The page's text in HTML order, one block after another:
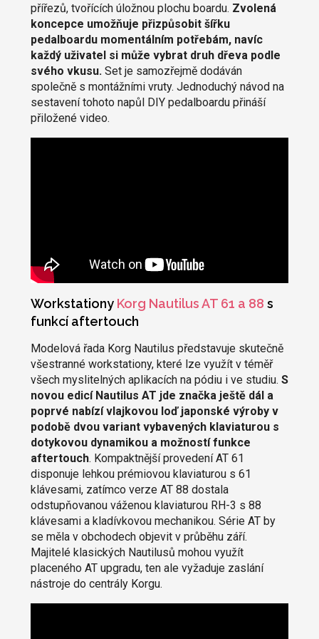
přířezů, tvořících úložnou plochu boardu. Zvolená
koncepce umožňuje přizpůsobit šířku
pedalboardu momentálním potřebám, navíc
každý uživatel si může vybrat druh dřeva podle
svého vkusu. Set je samozřejmě dodáván
společně s montážními vruty. Jednoduchý návod na
sestavení tohoto napůl DIY pedalboardu přináší
přiložené video.
Workstationy Korg Nautilus AT 61 a 88 s
funkcí aftertouch
Modelová řada Korg Nautilus představuje skutečně
všestranné workstationy, které lze využít v téměř
všech myslitelných aplikacích na pódiu i ve studiu. S
novou edicí Nautilus AT jde značka ještě dál a
poprvé nabízí vlajkovou loď japonské výroby v
podobě dvou variant vybavených klaviaturou s
dotykovou dynamikou a možností funkce
aftertouch. Kompaktnější provedení AT 61
disponuje lehkou prémiovou klaviaturou s 61
klávesami, zatímco verze AT 88 dostala
odstupňovanou váženou klaviaturou RH-3 s 88
klávesami a kladívkovou mechanikou. Série AT by
se měla v obchodech objevit v průběhu září.
Majitelé klasických Nautilusů mohou využít
placeného AT upgradu, ten ale vyžaduje zaslání
nástroje do centrály Korgu.